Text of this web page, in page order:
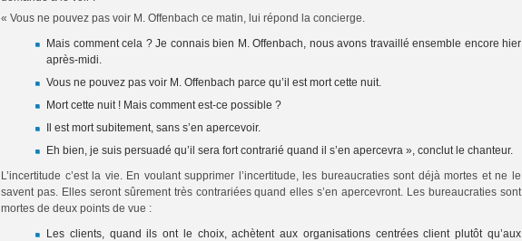
« Vous ne pouvez pas voir M. Offenbach ce matin, lui répond la concierge.
Mais comment cela ? Je connais bien M. Offenbach, nous avons travaillé ensemble encore hier
après-midi.
Vous ne pouvez pas voir M. Offenbach parce qu’il est mort cette nuit.
Mort cette nuit ! Mais comment est-ce possible ?
Il est mort subitement, sans s’en apercevoir.
Eh bien, je suis persuadé qu’il sera fort contrarié quand il s’en apercevra », conclut le chanteur.
L’incertitude c’est la vie. En voulant supprimer l’incertitude, les bureaucraties sont déjà mortes et ne le
savent pas. Elles seront sûrement très contrariées quand elles s’en apercevront. Les bureaucraties sont
mortes de deux points de vue :
Les clients, quand ils ont le choix, achètent aux organisations centrées client plutôt qu’aux